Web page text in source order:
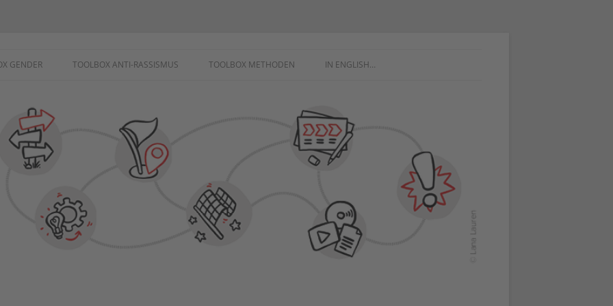
GENDER TOOLBOX ANTI-RASSISMUS TOOLBOX METHODEN IN ENGLISH…